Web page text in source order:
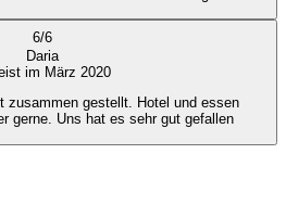
6/6
Daria
im März 2020
zusammen gestellt. Hotel und essen
wieder gerne. Uns hat es sehr gut gefallen